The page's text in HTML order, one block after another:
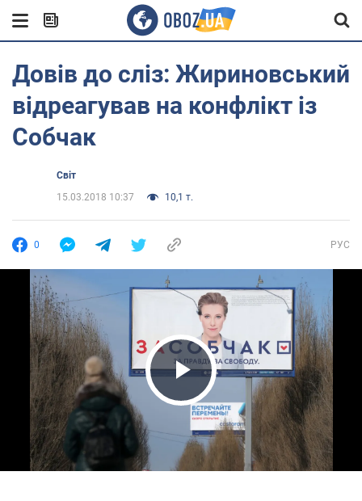
Довів до сліз: Жириновський
відреагував на конфлікт із
Собчак
Світ
15.03.2018 10:37
10,1 т.
0 РУС
Play Video